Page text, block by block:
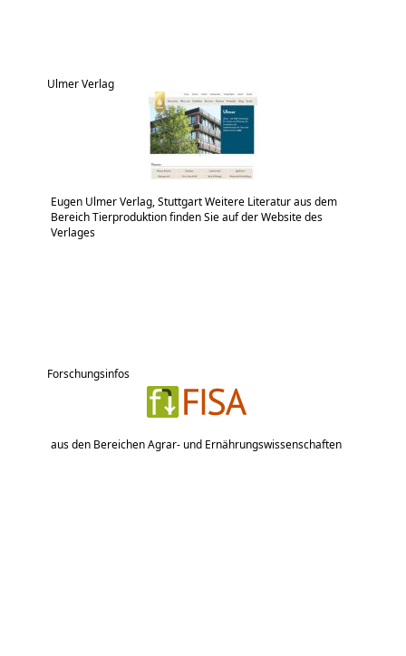
Ulmer Verlag
Eugen Ulmer Verlag, Stuttgart Weitere Literatur aus dem
Bereich Tierproduktion finden Sie auf der Website des
Verlages
Forschungsinfos
aus den Bereichen Agrar- und Ernährungswissenschaften